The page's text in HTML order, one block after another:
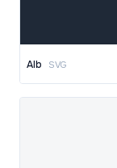
Alb SVG